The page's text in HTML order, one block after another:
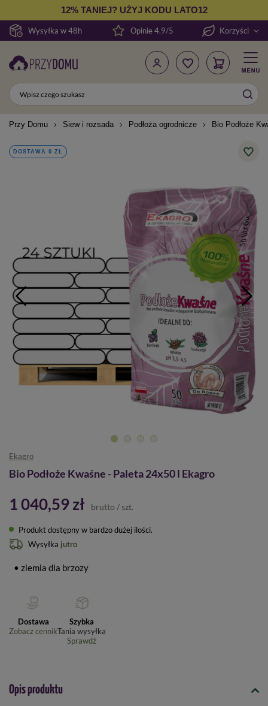
Wysyłka w 48h
12% TANIEJ? UŻYJ KODU LATO12
Opinie 4.9/5 Korzyści
Przy Domu Siew i rozsada Podłoża ogrodnicze Bio Podłoże
DOSTAWA 0 ZŁ
Ekagro
Bio Podłoże Kwaśne - Paleta 24x50 l Ekagro
1 040,59 zł brutto / szt.
Produkt dostępny w bardzo dużej ilości
Wysyłka jutro
• ziemia dla brzozy
Dostawa
Zobacz cennik
Szybka
Tania wysyłka
Sprawdź
Opis produktu